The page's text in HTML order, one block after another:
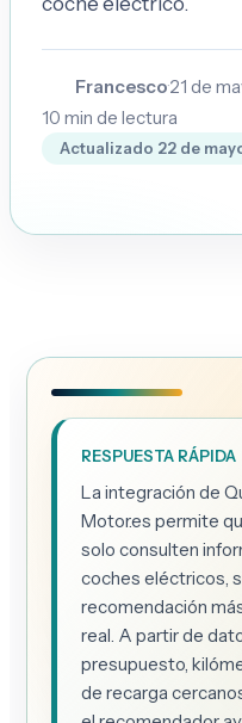
Francesco·21 de
10 min de lectura
Actualizado 22 de
RESPUESTA RÁPIDA
La integración de
Motor.es permite
solo consulten
coches eléctricos,
recomendación
real. A partir de
presupuesto,
de recarga